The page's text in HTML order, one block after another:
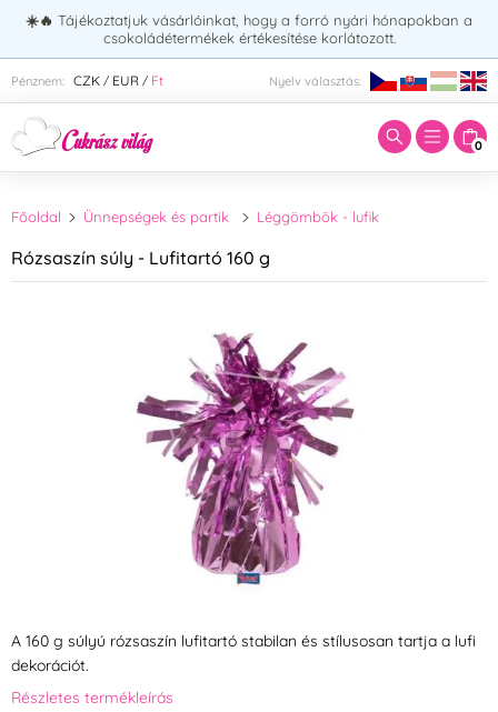
☀️🔥 Tájékoztatjuk vásárlóinkat, hogy a forró nyári hónapokban a
csokoládétermékek értékesítése korlátozott.
Pénznem: CZK / EUR / Ft Nyelv választás:
0
Adja meg a keresett kifejezést:
Főoldal Ünnepségek és partik Léggömbök - lufik
Rózsaszín súly - Lufitartó 160 g
A 160 g súlyú rózsaszín lufitartó stabilan és stílusosan tartja a lufi
dekorációt.
Részletes termékleírás